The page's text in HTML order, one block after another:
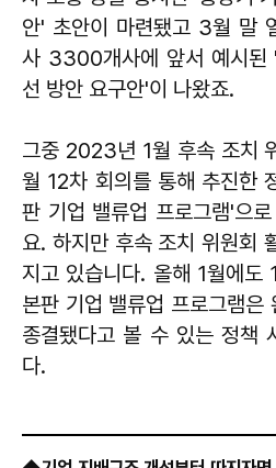
안' 초안이 마련됐고 3월 말
사 3300개사에 앞서 예시된
선 방안 요구안'이 나왔죠.
그중 2023년 1월 후속 조치
월 12차 회의를 통해 추진한
판 기업 밸류업 프로그램'으
요. 하지만 후속 조치 위원회
지고 있습니다. 올해 1월에도
본판 기업 밸류업 프로그램은
종결됐다고 볼 수 있는 정책
다.